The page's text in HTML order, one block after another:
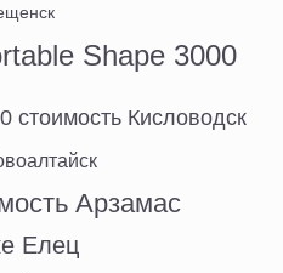
Shape 3000
стоимость Кисловодск
Арзамас
Елец